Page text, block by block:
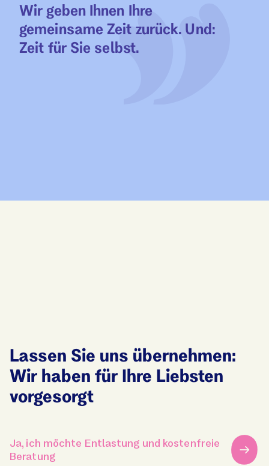
Wir geben Ihnen Ihre
gemeinsame Zeit zurück. Und:
Zeit für Sie selbst.
Lassen Sie uns über­nehmen:
Wir haben für Ihre Liebsten
vorgesorgt
Ja, ich möchte Entlastung und kostenfreie
Beratung